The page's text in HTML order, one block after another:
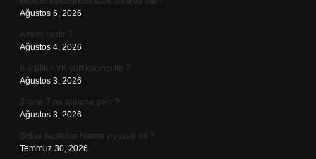
Ağustos 6, 2026
Avans nedir ?
Ağustos 4, 2026
6 kişilik KYK yurt kaçıncı tip ?
Ağustos 3, 2026
3 tane 7 ne anlama gelir ?
Ağustos 3, 2026
Şeker hastaları hurma yiyebilir mi ?
Temmuz 30, 2026